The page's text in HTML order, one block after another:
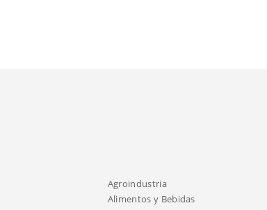
Agroindustria
Alimentos y Bebidas